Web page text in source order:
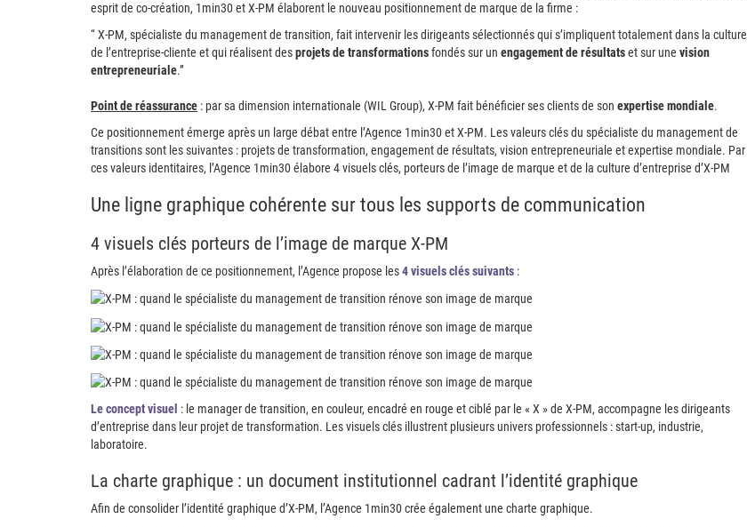
esprit de co-création, 1min30 et X-PM élaborent le nouveau positionnement de marque de la firme :
“ X-PM, spécialiste du management de transition, fait intervenir les dirigeants sélectionnés qui s’impliquent totalement dans la culture
de l’entreprise-cliente et qui réalisent desprojets de transformationsfondés sur un engagement de résultatset sur une vision
entrepreneuriale.”
Point de réassurance : par sa dimension internationale (WIL Group), X-PM fait bénéficier ses clients de son expertise mondiale.
Ce positionnement émerge après un large débat entre l’Agence 1min30 et X-PM. Les valeurs clés du spécialiste du management de
transitions sont les suivantes : projets de transformation, engagement de résultats, vision entrepreneuriale et expertise mondiale. Par
ces valeurs identitaires, l’Agence 1min30 élabore 4 visuels clés, porteurs de l’image de marque et de la culture d’entreprise d’X-PM
Une ligne graphique cohérente sur tous les supports de communication
4 visuels clés porteurs de l’image de marque X-PM
Après l’élaboration de ce positionnement, l’Agence propose les4 visuels clés suivants :
Le concept visuel : le manager de transition, en couleur, encadré en rouge et ciblé par le « X » de X-PM, accompagne les dirigeants
d’entreprise dans leur projet de transformation. Les visuels clés illustrent plusieurs univers professionnels : start-up, industrie,
laboratoire.
La charte graphique : un document institutionnel cadrant l’identité graphique
Afin de consolider l’identité graphique d’X-PM, l’Agence 1min30 crée également une charte graphique.